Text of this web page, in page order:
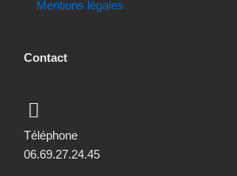
Mentions légales
Contact
Téléphone
06.69.27.24.45